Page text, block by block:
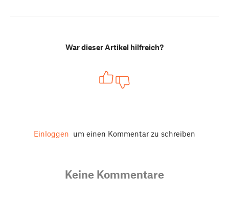
War dieser Artikel hilfreich?
Einloggen um einen Kommentar zu schreiben
Keine Kommentare